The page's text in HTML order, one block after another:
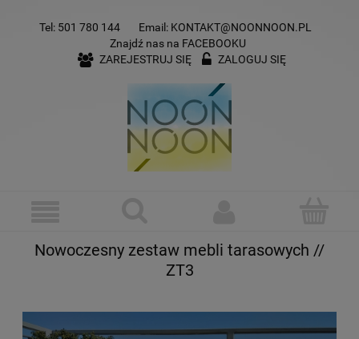
Tel: 501 780 144 Email: KONTAKT@NOONNOON.PL
Znajdź nas na FACEBOOKU
ZAREJESTRUJ SIĘ
ZALOGUJ SIĘ
Nowoczesny zestaw mebli tarasowych //
ZT3